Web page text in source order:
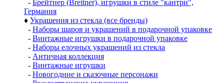
- Брейтнер (Breitner), игрушки в стиле "кантри",
Германия
♦ Украшения из стекла (все бренды)
- Наборы шаров и украшений в подарочной упаковке
- Винтажные игрушки в подарочной упаковке
- Наборы елочных украшений из стекла
- Античная коллекция
- Винтажные игрушки
- Новогодние и сказочные персонажи